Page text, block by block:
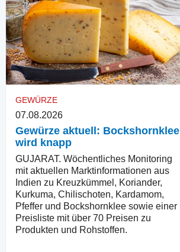
GEWÜRZE
07.08.2026
Gewürze aktuell: Bockshornklee
wird knapp
GUJARAT. Wöchentliches Monitoring
mit aktuellen Marktinformationen aus
Indien zu Kreuzkümmel, Koriander,
Kurkuma, Chilischoten, Kardamom,
Pfeffer und Bockshornklee sowie einer
Preisliste mit über 70 Preisen zu
Produkten und Rohstoffen.